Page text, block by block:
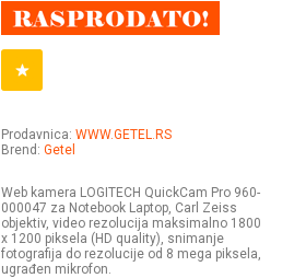
Prodavnica: WWW.GETEL.RS
Brend: Getel
Web kamera LOGITECH QuickCam Pro 960-
000047 za Notebook Laptop, Carl Zeiss
objektiv, video rezolucija maksimalno 1800
x 1200 piksela (HD quality), snimanje
fotografija do rezolucije od 8 mega piksela,
ugrađen mikrofon.